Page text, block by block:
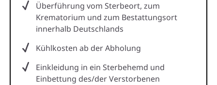
Überführung vom Sterbeort, zum
Krematorium und zum Bestattungsort
innerhalb Deutschlands
Kühlkosten ab der Abholung
Einkleidung in ein Sterbehemd und
Einbettung des/der Verstorbenen